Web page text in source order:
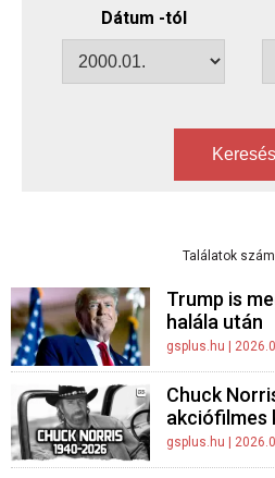
Dátum -tól
Keresés
Találatok
Trump is
halála után
gsplus.hu |
Chuck
akciófilmes
gsplus.hu |